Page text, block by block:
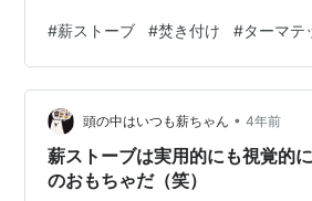
援ポチお願いします！ 薪ストーブ暮
キング 別荘に薪は置いてあるのです
いので初心者には難しいと思い、細
ことにして、その細い薪を使っての焚
みる事にした。我が家に設置してあ
マテックTT22HSで、別荘はターマテ…
#薪ストーブ #焚き付け #ターマテ
頭の中はいつも薪ちゃん • 4年前
薪ストーブは実用的にも視覚的
のおもちゃだ（笑）